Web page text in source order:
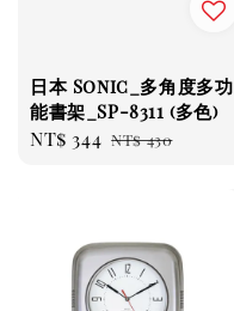
日本 Sonic_多角度多功
能書架_SP-8311 (多色)
Sale
NT$ 344 Regular
NT$ 430